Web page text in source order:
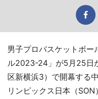
男子プロバスケットボー
ル2023-24」が5月25日
区新横浜3）で開幕する
リンピックス日本（